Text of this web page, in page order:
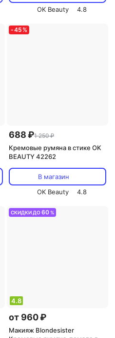
OK Beauty
4.8
-45 %
688 ₽1 250 ₽
Кремовые румяна в стике OK
BEAUTY 42262
В магазин
OK Beauty
4.8
СКИДКИ ДО60 %
4.8
от 960 ₽
Макияж Blondesister